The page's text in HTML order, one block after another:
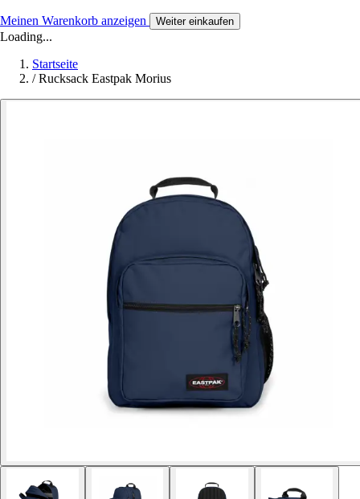
Meinen Warenkorb anzeigen Weiter einkaufen
Loading...
Startseite
/ Rucksack Eastpak Morius